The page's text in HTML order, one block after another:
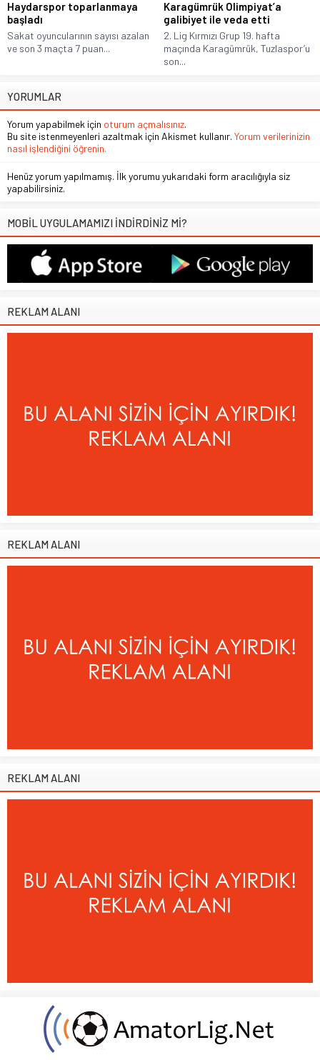
Haydarspor toparlanmaya
başladı
Sakat oyuncularının sayısı azalan
ve son 3 maçta 7 puan...
Karagümrük Olimpiyat’a
galibiyet ile veda etti
2. Lig Kırmızı Grup 19. hafta
maçında Karagümrük, Tuzlaspor’u
son...
YORUMLAR
Yorum yapabilmek için oturum açmalısınız.
Bu site istenmeyenleri azaltmak için Akismet kullanır. Yorum verilerinizin
nasıl işlendiğini öğrenin.
Henüz yorum yapılmamış. İlk yorumu yukarıdaki form aracılığıyla siz
yapabilirsiniz.
MOBİL UYGULAMAMIZI İNDİRDİNİZ Mİ?
REKLAM ALANI
REKLAM ALANI
REKLAM ALANI